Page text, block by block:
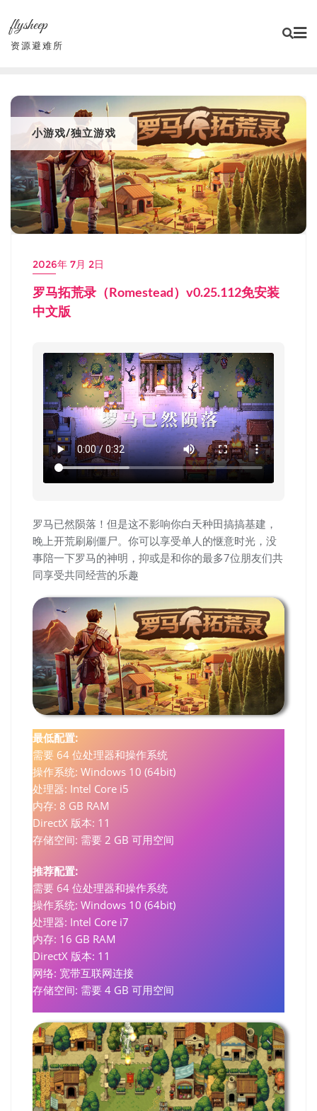
content
flysheep
资源避难所
小游戏/独立游戏
2026年 7月 2日
罗马拓荒录（Romestead）v0.25.112免安装
中文版
罗马已然陨落！但是这不影响你白天种田搞搞基建，
晚上开荒刷刷僵尸。你可以享受单人的惬意时光，没
事陪一下罗马的神明，抑或是和你的最多7位朋友们共
同享受共同经营的乐趣
最低配置:
需要 64 位处理器和操作系统
操作系统: Windows 10 (64bit)
处理器: Intel Core i5
内存: 8 GB RAM
DirectX 版本: 11
存储空间: 需要 2 GB 可用空间
推荐配置:
需要 64 位处理器和操作系统
操作系统: Windows 10 (64bit)
处理器: Intel Core i7
内存: 16 GB RAM
DirectX 版本: 11
网络: 宽带互联网连接
存储空间: 需要 4 GB 可用空间